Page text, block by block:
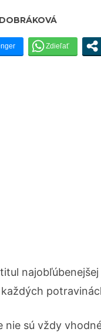
nie sú vždy